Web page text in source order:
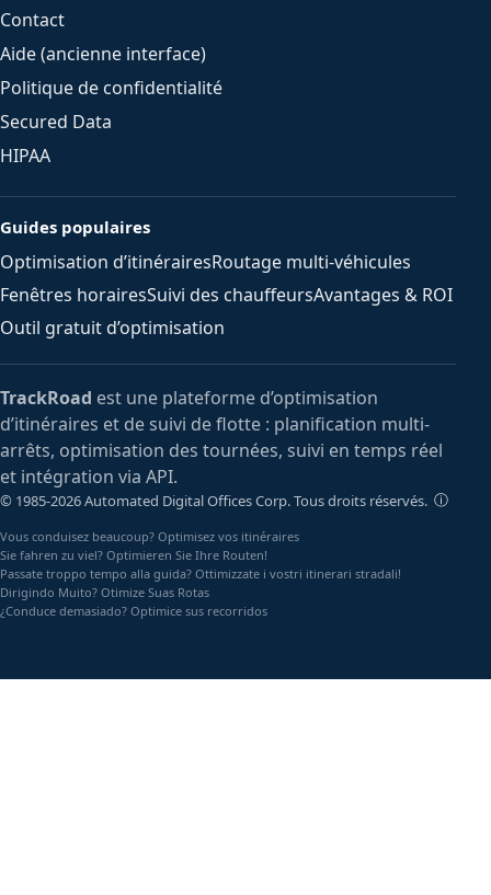
Contact
Aide (ancienne interface)
Politique de confidentialité
Secured Data
HIPAA
Guides populaires
Optimisation d’itinérairesRoutage multi-véhicules
Fenêtres horairesSuivi des chauffeursAvantages & ROI
Outil gratuit d’optimisation
TrackRoad est une plateforme d’optimisation
d’itinéraires et de suivi de flotte : planification multi-
arrêts, optimisation des tournées, suivi en temps réel
et intégration via API.
© 1985-2026 Automated Digital Offices Corp. Tous droits réservés. ⓘ
Vous conduisez beaucoup? Optimisez vos itinéraires
Sie fahren zu viel? Optimieren Sie Ihre Routen!
Passate troppo tempo alla guida? Ottimizzate i vostri itinerari stradali!
Dirigindo Muito? Otimize Suas Rotas
¿Conduce demasiado? Optimice sus recorridos